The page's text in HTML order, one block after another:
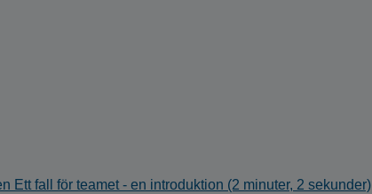
Ett fall för teamet - en introduktion (2 minuter, 2 sekunder)